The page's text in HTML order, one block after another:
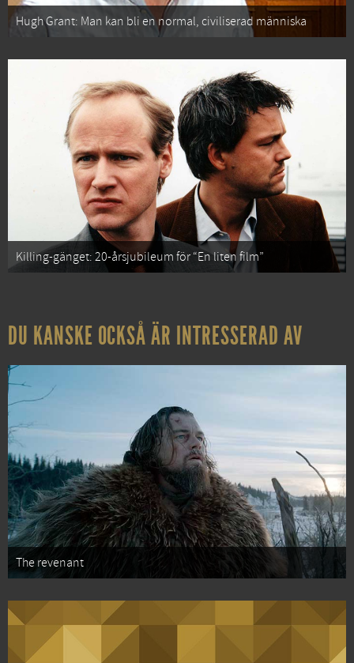
Hugh Grant: Man kan bli en normal, civiliserad människa
Killing-gänget: 20-årsjubileum för “En liten film”
DU KANSKE OCKSÅ ÄR INTRESSERAD AV
The revenant